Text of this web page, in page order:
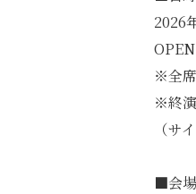
2026
※全
※終
（サ
■会場